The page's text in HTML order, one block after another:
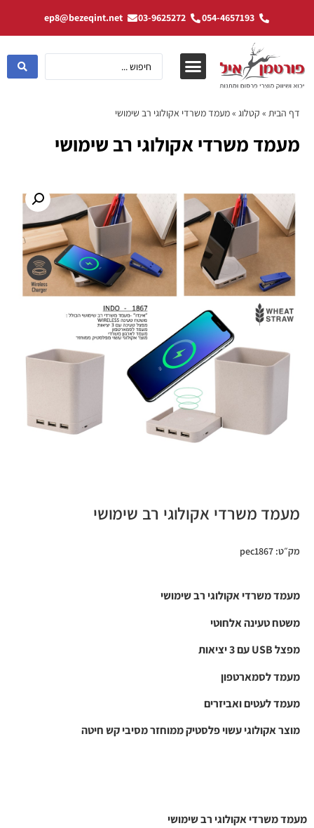
054-4657193
03-9625272
ep8@bezeqint.net
דף הבית » קטלוג »מעמד משרדי אקולוגי רב שימושי
מעמד משרדי אקולוגי רב שימושי
מעמד משרדי אקולוגי רב שימושי
מק״ט: pec1867
מעמד משרדי אקולוגי רב שימושי
משטח טעינה אלחוטי
מפצל USB עם 3 יציאות
מעמד לסמארטפון
מעמד לעטים ואביזרים
מוצר אקולוגי עשוי פלסטיק ממוחזר מסיבי קש חיטה
מעמד משרדי אקולוגי רב שימושי